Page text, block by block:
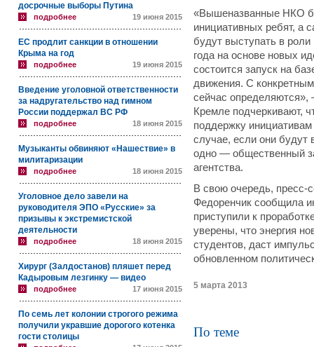
досрочные выборы Путина
подробнее 19 июня 2015
ЕС продлит санкции в отношении
Крыма на год
подробнее 19 июня 2015
Введение уголовной ответственности
за надругательство над гимном
России поддержал ВС РФ
подробнее 18 июня 2015
Музыканты обвиняют «Нашествие» в
милитаризации
подробнее 18 июня 2015
Уголовное дело завели на
руководителя ЭПО «Русские» за
призывы к экстремистской
деятельности
подробнее 18 июня 2015
Хирург (Залдостанов) пляшет перед
Кадыровым лезгинку — видео
подробнее 17 июня 2015
По семь лет колонии строгого режима
получили укравшие дорогого котенка
гости столицы
«Вышеназванные НКО
инициативных ребят, а
будут выступать в
года на основе новых
состоится запуск на
движения. С
сейчас
Кремле подчеркивают,
поддержку
случае, если они будут
одно — общественный
агентства.
В свою очередь, пресс-
Федоренчик сообщила
приступили к
уверены, что энергия
студентов, даст
обновленном
5 марта 2013
По теме